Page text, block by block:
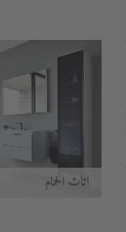
أثاث الحمام